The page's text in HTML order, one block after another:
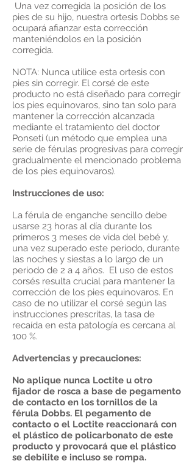
Una vez corregida la posición de los
pies de su hijo, nuestra ortesis Dobbs se
ocupará afianzar esta corrección
manteniéndolos en la posición
corregida.
NOTA: Nunca utilice esta ortesis con
pies sin corregir. El corsé de este
producto no está diseñado para corregir
los pies equinovaros, sino tan solo para
mantener la corrección alcanzada
mediante el tratamiento del doctor
Ponseti (un método que emplea una
serie de férulas progresivas para corregir
gradualmente el mencionado problema
de los pies equinovaros).
Instrucciones de uso:
La férula de enganche sencillo debe
usarse 23 horas al día durante los
primeros 3 meses de vida del bebé y,
una vez superado este periodo, durante
las noches y siestas a lo largo de un
periodo de 2 a 4 años. El uso de estos
corsés resulta crucial para mantener la
corrección de los pies equinovaros. En
caso de no utilizar el corsé según las
instrucciones prescritas, la tasa de
recaída en esta patología es cercana al
100 %.
Advertencias y precauciones:
No aplique nunca Loctite u otro
fijador de rosca a base de pegamento
de contacto en los tornillos de la
férula Dobbs. El pegamento de
contacto o el Loctite reaccionará con
el plástico de policarbonato de este
producto y provocará que el plástico
se debilite e incluso se rompa.